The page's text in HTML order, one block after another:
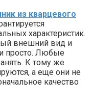
из кварцевого
характеристик.
внешний вид и
и просто. Любые
К тому же
а еще они не
качество